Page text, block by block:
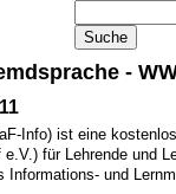
-
Info) ist eine
für Lehrende und
und